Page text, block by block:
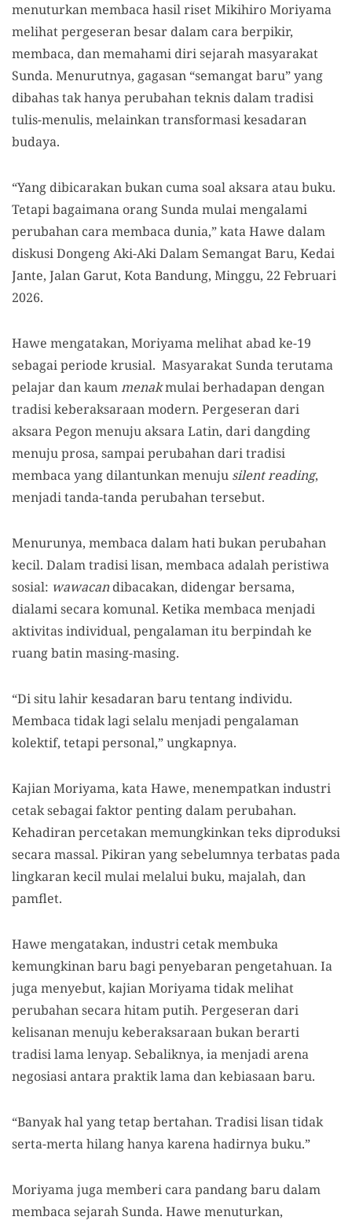
menuturkan membaca hasil riset Mikihiro Moriyama
melihat pergeseran besar dalam cara berpikir,
membaca, dan memahami diri sejarah masyarakat
Sunda. Menurutnya, gagasan “semangat baru” yang
dibahas tak hanya perubahan teknis dalam tradisi
tulis-menulis, melainkan transformasi kesadaran
budaya.
“Yang dibicarakan bukan cuma soal aksara atau buku.
Tetapi bagaimana orang Sunda mulai mengalami
perubahan cara membaca dunia,” kata Hawe dalam
diskusi Dongeng Aki-Aki Dalam Semangat Baru, Kedai
Jante, Jalan Garut, Kota Bandung, Minggu, 22 Februari
2026.
Hawe mengatakan, Moriyama melihat abad ke-19
sebagai periode krusial. Masyarakat Sunda terutama
pelajar dan kaummenakmulai berhadapan dengan
tradisi keberaksaraan modern. Pergeseran dari
aksara Pegon menuju aksara Latin, dari dangding
menuju prosa, sampai perubahan dari tradisi
membaca yang dilantunkan menuju silent reading,
menjadi tanda-tanda perubahan tersebut.
Menurunya, membaca dalam hati bukan perubahan
kecil. Dalam tradisi lisan, membaca adalah peristiwa
sosial: wawacan dibacakan, didengar bersama,
dialami secara komunal. Ketika membaca menjadi
aktivitas individual, pengalaman itu berpindah ke
ruang batin masing-masing.
“Di situ lahir kesadaran baru tentang individu.
Membaca tidak lagi selalu menjadi pengalaman
kolektif, tetapi personal,” ungkapnya.
Kajian Moriyama, kata Hawe, menempatkan industri
cetak sebagai faktor penting dalam perubahan.
Kehadiran percetakan memungkinkan teks diproduksi
secara massal. Pikiran yang sebelumnya terbatas pada
lingkaran kecil mulai melalui buku, majalah, dan
pamflet.
Hawe mengatakan, industri cetak membuka
kemungkinan baru bagi penyebaran pengetahuan. Ia
juga menyebut, kajian Moriyama tidak melihat
perubahan secara hitam putih. Pergeseran dari
kelisanan menuju keberaksaraan bukan berarti
tradisi lama lenyap. Sebaliknya, ia menjadi arena
negosiasi antara praktik lama dan kebiasaan baru.
“Banyak hal yang tetap bertahan. Tradisi lisan tidak
serta-merta hilang hanya karena hadirnya buku.”
Moriyama juga memberi cara pandang baru dalam
membaca sejarah Sunda. Hawe menuturkan,